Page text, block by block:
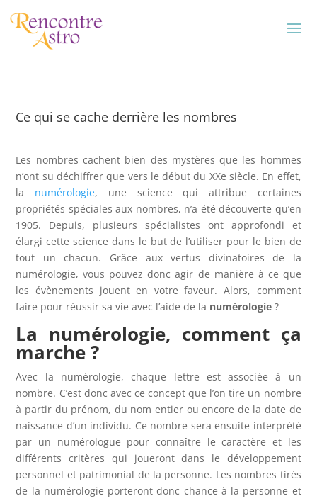
Ce qui se cache derrière les nombres
Les nombres cachent bien des mystères que les hommes
n’ont su déchiffrer que vers le début du XXe siècle. En effet,
la numérologie, une science qui attribue certaines
propriétés spéciales aux nombres, n’a été découverte qu’en
1905. Depuis, plusieurs spécialistes ont approfondi et
élargi cette science dans le but de l’utiliser pour le bien de
tout un chacun. Grâce aux vertus divinatoires de la
numérologie, vous pouvez donc agir de manière à ce que
les évènements jouent en votre faveur. Alors, comment
faire pour réussir sa vie avec l’aide de la numérologie ?
La numérologie, comment ça
marche ?
Avec la numérologie, chaque lettre est associée à un
nombre. C’est donc avec ce concept que l’on tire un nombre
à partir du prénom, du nom entier ou encore de la date de
naissance d’un individu. Ce nombre sera ensuite interprété
par un numérologue pour connaître le caractère et les
différents critères qui joueront dans le développement
personnel et patrimonial de la personne. Les nombres tirés
de la numérologie porteront donc chance à la personne et